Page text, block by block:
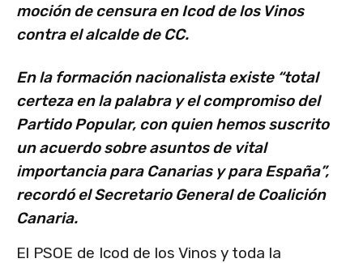
moción de censura en Icod de los Vinos
contra el alcalde de CC.
En la formación nacionalista existe “total
certeza en la palabra y el compromiso del
Partido Popular, con quien hemos suscrito
un acuerdo sobre asuntos de vital
importancia para Canarias y para España”,
recordó el Secretario General de Coalición
Canaria.
El PSOE de Icod de los Vinos y toda la